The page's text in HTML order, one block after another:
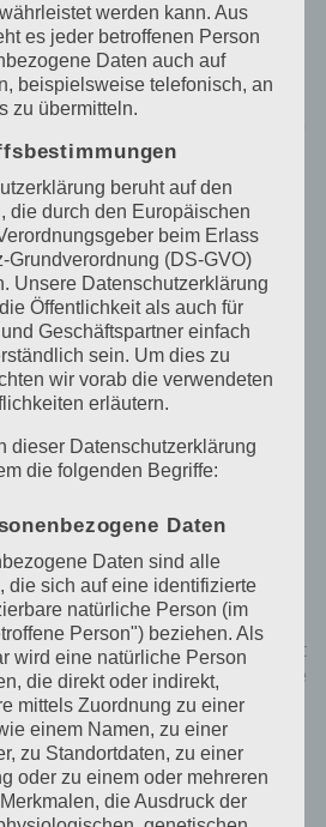
kann die Setzung von Cookies
jederzeit mittels einer
Einstellung des genutzten
und damit der Setzung
widersprechen. Ferner können
jederzeit über einen
andere Softwareprogramme
Dies ist in allen gängigen
Deaktiviert die betroffene
von Cookies in dem genutzten
unter Umständen nicht alle
Internetseite vollumfänglich
nutzbar.
Daten und Informationen
erfasst mit jedem Aufruf der
betroffene Person oder ein
eine Reihe von allgemeinen
werden in den Logfiles des
Erfasst werden können die (1)
und Versionen, (2) das
System verwendete
Internetseite, von welcher ein
auf unsere Internetseite gelangt
(4) die Unterwebseiten, welche
System auf unserer
werden, (5) das Datum und
auf die Internetseite, (6)
Adresse (IP-Adresse), (7) der
des zugreifenden Systems
werden kann. Aus
es jeder betroffenen Person
Daten auch auf
beispielsweise telefonisch, an
zu übermitteln.
beruht auf den
die durch den Europäischen
beim Erlass
Grundverordnung (DS-GVO)
Unsere Datenschutzerklärung
Öffentlichkeit als auch für
Geschäftspartner einfach
sein. Um dies zu
wir vorab die verwendeten
erläutern.
dieser Datenschutzerklärung
die folgenden Begriffe:
Daten
Daten sind alle
die sich auf eine identifizierte
natürliche Person (im
Person") beziehen. Als
wird eine natürliche Person
die direkt oder indirekt,
mittels Zuordnung zu einer
einem Namen, zu einer
zu Standortdaten, zu einer
oder zu einem oder mehreren
die Ausdruck der